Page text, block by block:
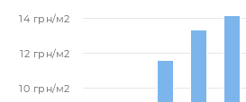
10 грн/м2
12 грн/м2
14 грн/м2